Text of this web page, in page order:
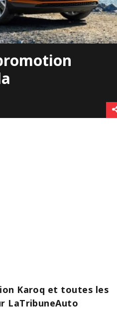
Karoq et toutes les
LaTribuneAuto